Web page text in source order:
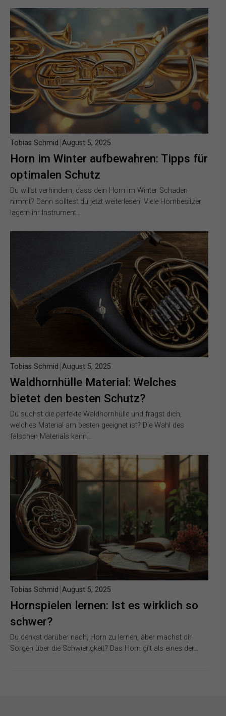
Horn im Winter aufbewahren: Tipps für
optimalen Schutz
Tobias Schmid August 5, 2025
Du willst verhindern, dass dein Horn im Winter Schaden
nimmt? Dann solltest du jetzt weiterlesen! Viele Hornbesitzer
lagern ihr Instrument…
Waldhornhülle Material: Welches
bietet den besten Schutz?
Tobias Schmid August 5, 2025
Du suchst die perfekte Waldhornhülle und fragst dich,
welches Material am besten geeignet ist? Die Wahl des
falschen Materials kann…
Hornspielen lernen: Ist es wirklich so
schwer?
Tobias Schmid August 5, 2025
Du denkst darüber nach, Horn zu lernen, aber machst dir
Sorgen über die Schwierigkeit? Das Horn gilt als eines der…